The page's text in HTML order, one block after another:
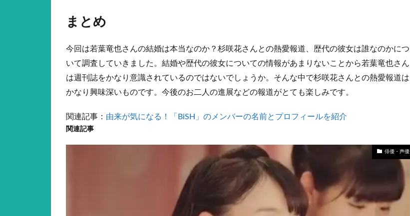
まとめ
今回は若葉竜也さんの結婚は本当なのか？杉咲花さんとの熱愛報道、歴代の彼女は誰なのかにつ
いて調査していきました。結婚や歴代の彼女についての情報があまりないことから若葉竜也さん
は週刊誌をかなり意識されているのではないでしょうか。そんな中で杉咲花さんとの熱愛報道は
かなり興味深いものです。今後のお二人の進展などの報道がとても楽しみです。
関連記事： 由来が気になる！「BiSH」のメンバーの名前とプロフィールを紹介
関連記事
俳優・声優